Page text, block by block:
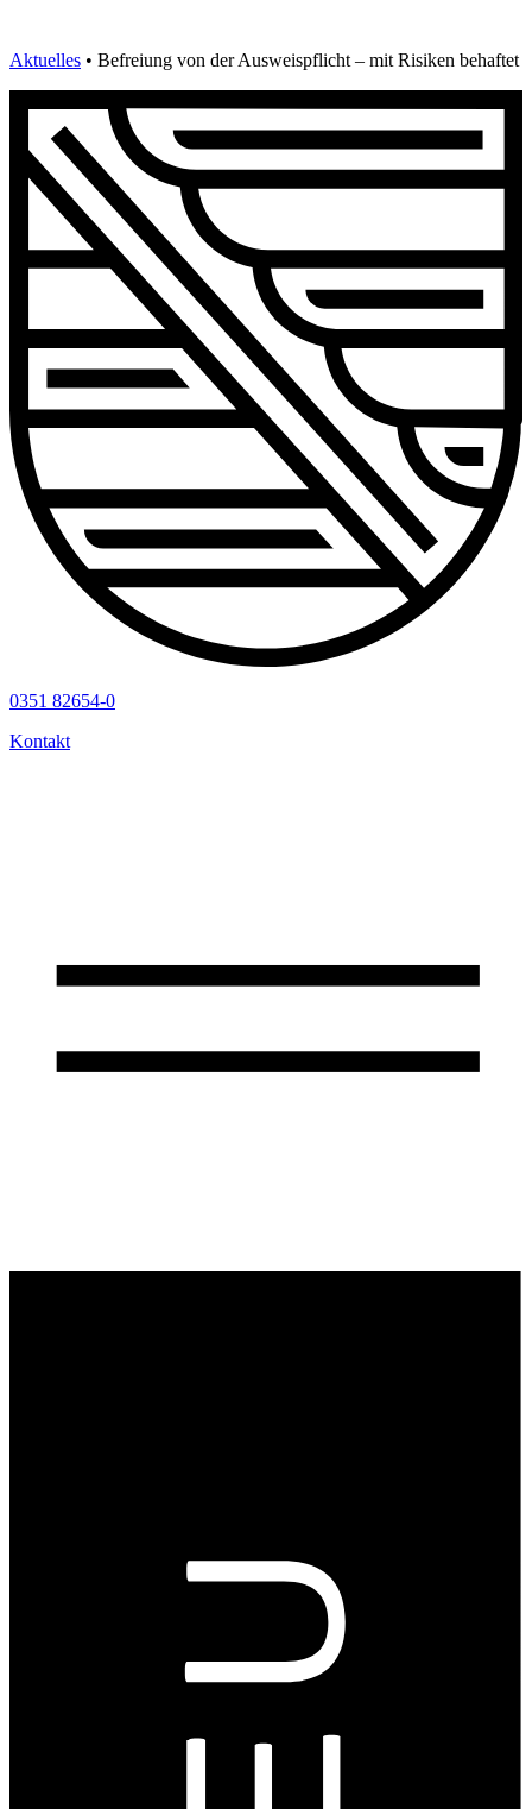
Aktuelles • Befreiung von der Ausweispflicht – mit Risiken behaftet
0351 82654-0
Kontakt